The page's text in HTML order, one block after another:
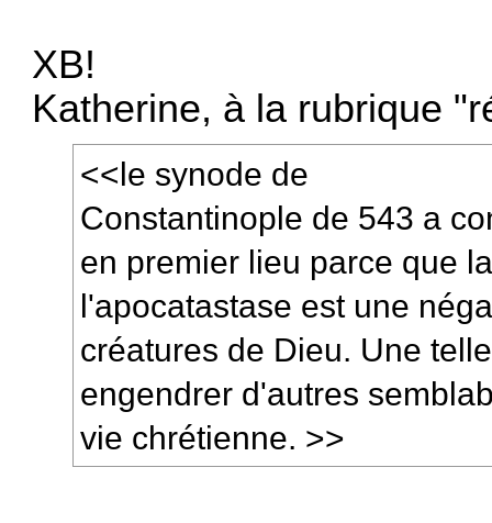
XB!
Katherine, à la rubrique
<<le synode de
Constantinople de 543 a
en premier lieu parce que
l'apocatastase est une
créatures de Dieu. Une
engendrer d'autres
vie chrétienne. >>